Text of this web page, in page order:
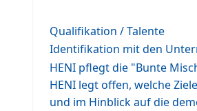
Qualifikation / Talente
Identifikation mit den
HENI pflegt die "Bunte
HENI legt offen, welche
und im Hinblick auf die